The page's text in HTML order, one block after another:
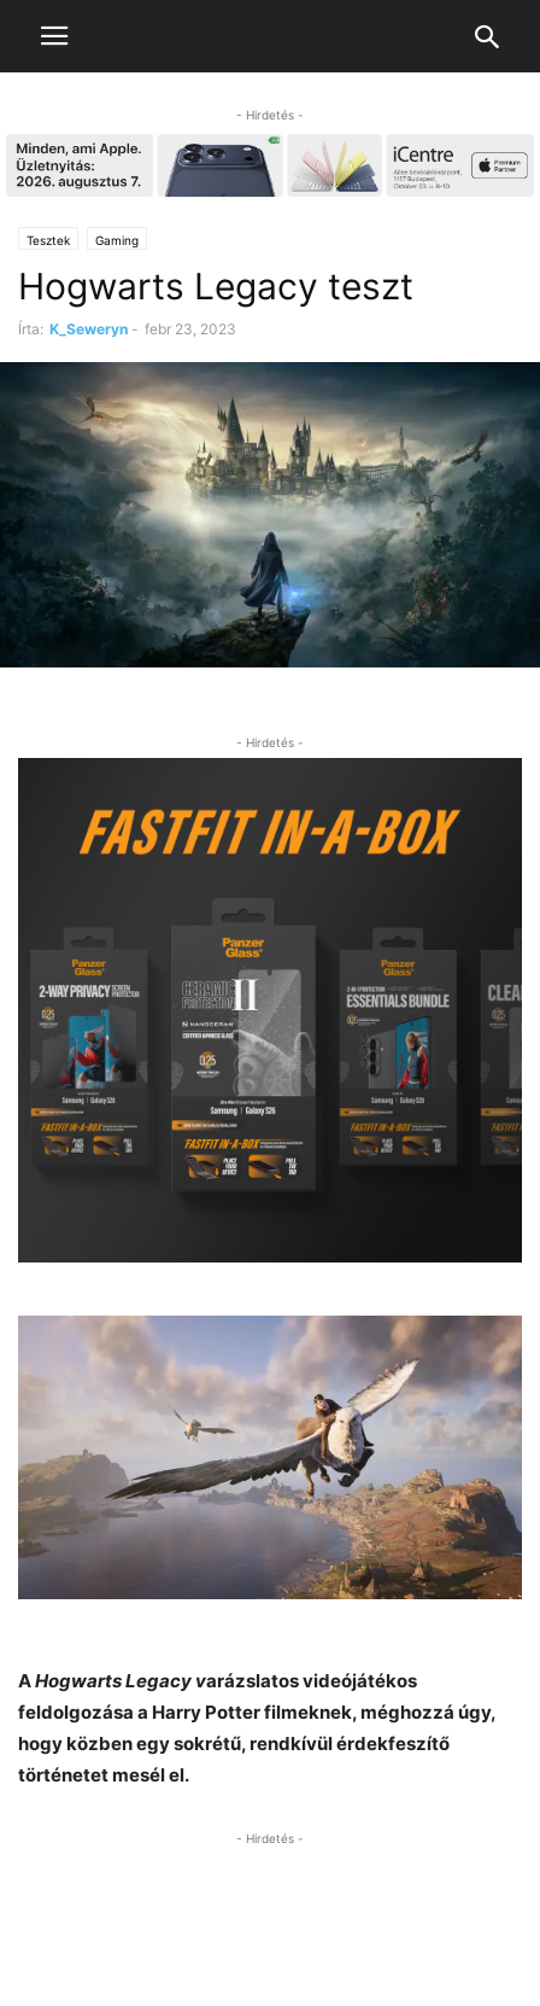
- Hirdetés -
Tesztek Gaming
Hogwarts Legacy teszt
Írta: K_Seweryn - febr 23, 2023
- Hirdetés -
AHogwarts Legacy varázslatos videójátékos
feldolgozása a Harry Potter filmeknek, méghozzá úgy,
hogy közben egy sokrétű, rendkívül érdekfeszítő
történetet mesél el.
- Hirdetés -